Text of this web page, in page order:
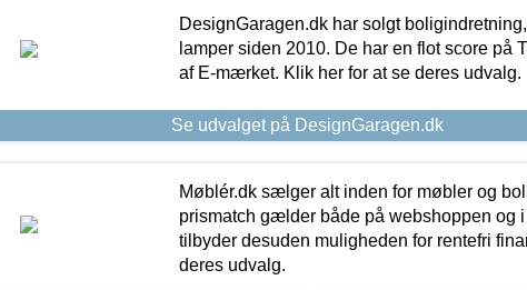
DesignGaragen.dk har solgt
lamper siden 2010. De har en flot score på
af E-mærket. Klik her for at se deres udvalg.
Se udvalget på DesignGaragen.dk
Møblér.dk sælger alt inden for møbler og
prismatch gælder både på webshoppen og
tilbyder desuden muligheden for rentefri
deres udvalg.